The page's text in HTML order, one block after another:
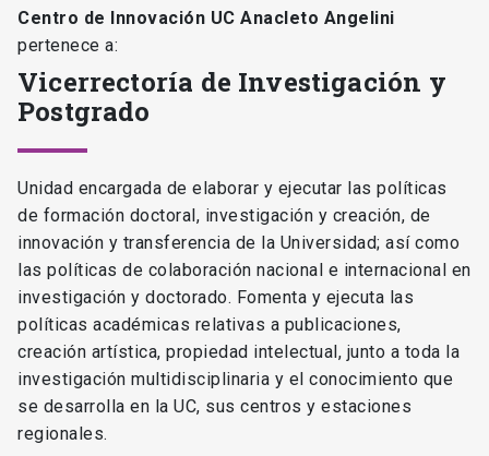
Centro de Innovación UC Anacleto Angelini
pertenece a:
Vicerrectoría de Investigación y
Postgrado
Unidad encargada de elaborar y ejecutar las políticas
de formación doctoral, investigación y creación, de
innovación y transferencia de la Universidad; así como
las políticas de colaboración nacional e internacional en
investigación y doctorado. Fomenta y ejecuta las
políticas académicas relativas a publicaciones,
creación artística, propiedad intelectual, junto a toda la
investigación multidisciplinaria y el conocimiento que
se desarrolla en la UC, sus centros y estaciones
regionales.